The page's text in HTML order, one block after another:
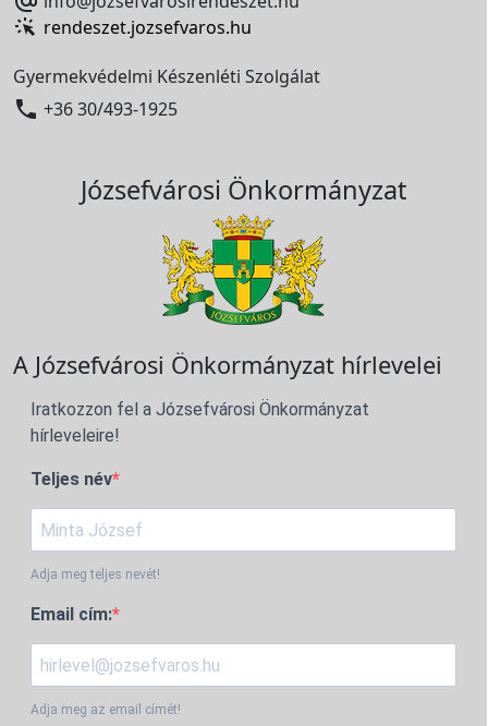
rendeszet.jozsefvaros.hu
Gyermekvédelmi Készenléti Szolgálat
 +36 30/493-1925
Józsefvárosi Önkormányzat
A Józsefvárosi Önkormányzat hírlevelei
Iratkozzon fel a Józsefvárosi Önkormányzat
hírleveleire!
Teljes név
Adja meg teljes nevét!
Email cím:
Adja meg az email címét!